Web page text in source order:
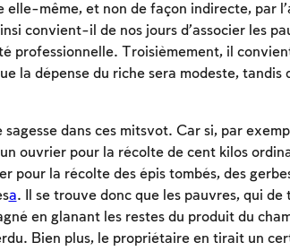
elle-même, et non de façon indirecte, par
convient-il de nos jours d’associer les
professionnelle. Troisièmement, il
la dépense du riche sera modeste, tandis
sagesse dans ces mitsvot. Car si, par
ouvrier pour la récolte de cent kilos
pour la récolte des épis tombés, des
a. Il se trouve donc que les pauvres, qui de
en glanant les restes du produit du
Bien plus, le propriétaire en tirait un